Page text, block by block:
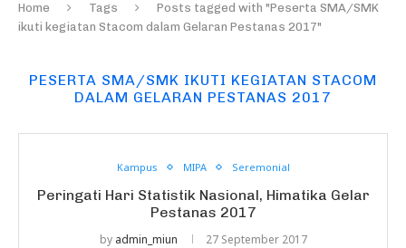
Home Tags
Posts tagged with "Peserta SMA/SMK
ikuti kegiatan Stacom dalam Gelaran Pestanas 2017"
PESERTA SMA/SMK IKUTI KEGIATAN STACOM
DALAM GELARAN PESTANAS 2017
Kampus MIPA Seremonial
Peringati Hari Statistik Nasional, Himatika Gelar
Pestanas 2017
by admin_miun 27 September 2017